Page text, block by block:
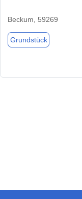
Beckum, 59269
Grundstück